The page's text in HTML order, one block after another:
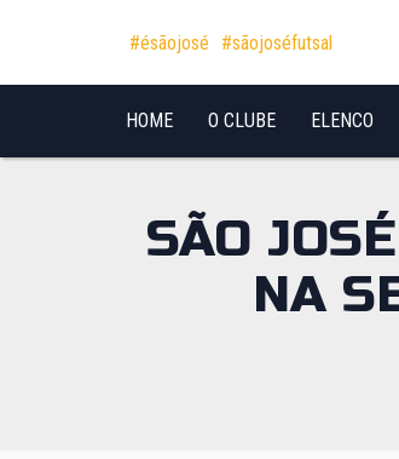
Pular para o conteúdo
#ésãojosé #sãojoséfutsal
HOME O CLUBE ELENCO
SÃO
NA